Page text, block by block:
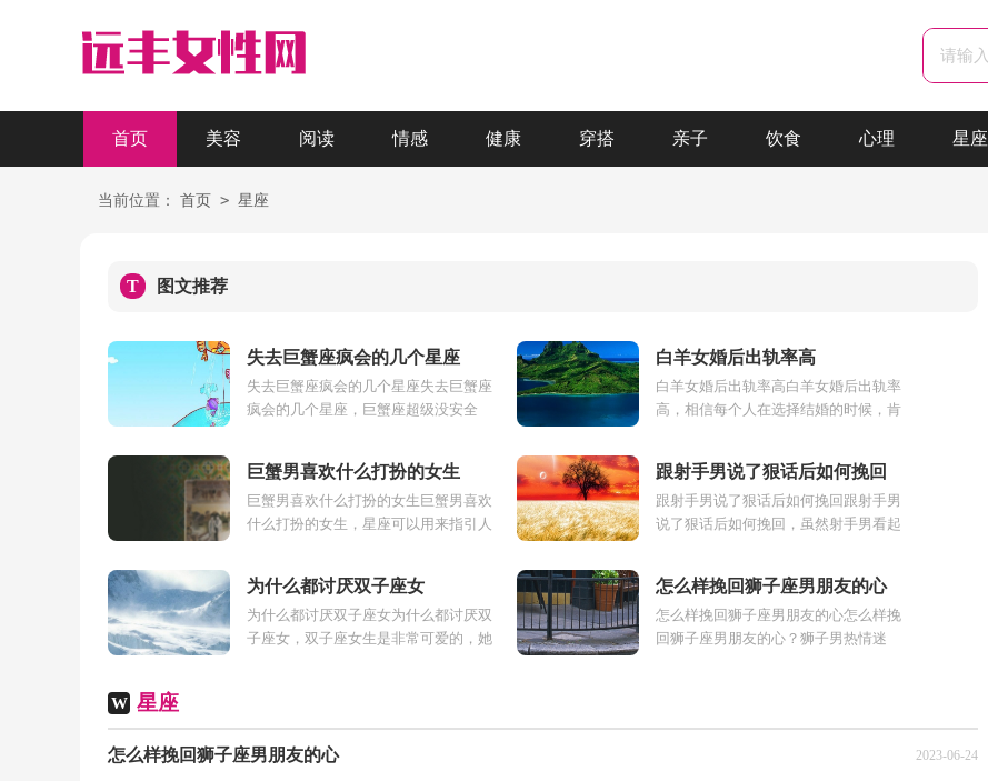
首页 美容 阅读 情感 健康 穿搭 亲子 饮食 心理 星座
当前位置： 首页 > 星座
T 图文推荐
失去巨蟹座疯会的几个星座
失去巨蟹座疯会的几个星座失去巨蟹座
疯会的几个星座，巨蟹座超级没安全
让他...
白羊女婚后出轨率高
白羊女婚后出轨率高白羊女婚后出轨率
高，相信每个人在选择结婚的时候，肯
巨蟹男喜欢什么打扮的女生
巨蟹男喜欢什么打扮的女生巨蟹男喜欢
什么打扮的女生，星座可以用来指引人
跟射手男说了狠话后如何挽回
跟射手男说了狠话后如何挽回跟射手男
说了狠话后如何挽回，虽然射手男看起
为什么都讨厌双子座女
为什么都讨厌双子座女为什么都讨厌双
子座女，双子座女生是非常可爱的，她
怎么样挽回狮子座男朋友的心
怎么样挽回狮子座男朋友的心怎么样挽
回狮子座男朋友的心？狮子男热情迷
W 星座
怎么样挽回狮子座男朋友的心 2023-06-24